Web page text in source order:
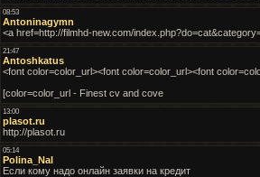
08:53
Antoninagymn
<a href=http://filmhd-new.com/
21:47
Antoshkatus
<font color=color_url><font color=color_url><font
[color=color_url - Finest cv and cove
13:00
plasot.ru
http://plasot.ru
05:14
Polina_Nal
Если кому надо онлайн заявки на кредит